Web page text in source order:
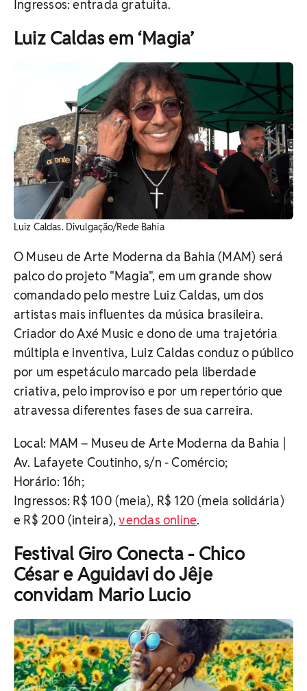
Ingressos: entrada gratuita.
Luiz Caldas em ‘Magia’
Luiz Caldas. Divulgação/Rede Bahia
O Museu de Arte Moderna da Bahia (MAM) será
palco do projeto "Magia", em um grande show
comandado pelo mestre Luiz Caldas, um dos
artistas mais influentes da música brasileira.
Criador do Axé Music e dono de uma trajetória
múltipla e inventiva, Luiz Caldas conduz o público
por um espetáculo marcado pela liberdade
criativa, pelo improviso e por um repertório que
atravessa diferentes fases de sua carreira.
Local: MAM – Museu de Arte Moderna da Bahia |
Av. Lafayete Coutinho, s/n - Comércio;
Horário: 16h;
Ingressos: R$ 100 (meia), R$ 120 (meia solidária)
e R$ 200 (inteira),vendas online.
Festival Giro Conecta - Chico
César e Aguidavi do Jêje
convidam Mario Lucio